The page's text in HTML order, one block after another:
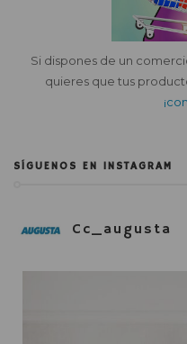
Si dispones de un
quieres que tus
SÍGUENOS EN INSTAGRAM
Cc_augusta